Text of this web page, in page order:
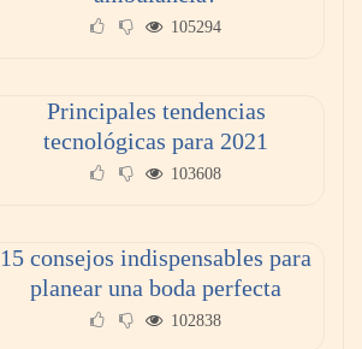
105294
Principales tendencias
tecnológicas para 2021
103608
15 consejos indispensables para
planear una boda perfecta
102838